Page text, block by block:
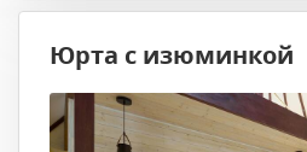
Юрта с изюминкой